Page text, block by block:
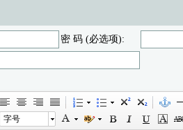
密 码 (必选项):
字号